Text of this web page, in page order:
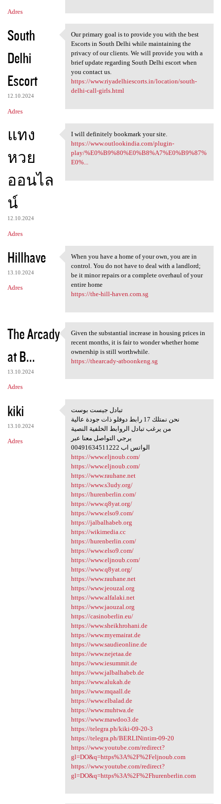
Adres
South
Delhi
Escort
12.10.2024
Adres
Our primary goal is to
Our primary goal is to provide you with the best
Escorts in South Delhi while maintaining the
privacy of our clients. We will provide you with a
brief update regarding South Delhi escort when
you contact us.
https://www.riyadelhiescorts.in/location/south-
delhi-call-girls.html
แทง
หวย
ออนไล
น์
12.10.2024
Adres
I will definitely bookmark
I will definitely bookmark your site.
https://www.outlookindia.com/plugin-
play/%E0%B9%80%E0%B8%A7%E0%B9%87%
E0%...
Hillhave
13.10.2024
Adres
When you have a home of your
When you have a home of your own, you are in
control. You do not have to deal with a landlord;
be it minor repairs or a complete overhaul of your
entire home
https://the-hill-haven.com.sg
The Arcady
at B...
13.10.2024
Adres
Given the substantial
Given the substantial increase in housing prices in
recent months, it is fair to wonder whether home
ownership is still worthwhile.
https://thearcady-atboonkeng.sg
kiki
13.10.2024
Adres
تبادل جيست بوست
تبادل جيست بوست
نحن نمتلك 17 رابط دوفلو ذات جودة عالية
من يرغب تبادل الروابط الخلفية النصية
يرجي التواصل معنا عبر
00491634511222 الواتس اب
https://www.eljnoub.com/
https://www.eljnoub.com/
https://www.rauhane.net
https://www.s3udy.org/
https://hurenberlin.com/
https://www.q8yat.org/
https://www.elso9.com/
https://jalbalhabeb.org
https://wikimedia.cc
https://hurenberlin.com/
https://www.elso9.com/
https://www.eljnoub.com/
https://www.q8yat.org/
https://www.rauhane.net
https://www.jeouzal.org
https://www.alfalaki.net
https://www.jaouzal.org
https://casinoberlin.eu/
https://www.sheikhrohani.de
https://www.myemairat.de
https://www.saudieonline.de
https://www.nejetaa.de
https://www.iesummit.de
https://www.jalbalhabeb.de
https://www.alukah.de
https://www.mqaall.de
https://www.elbalad.de
https://www.muhtwa.de
https://www.mawdoo3.de
https://telegra.ph/kiki-09-20-3
https://telegra.ph/BERLINintim-09-20
https://www.youtube.com/redirect?
gl=DO&q=https%3A%2F%2Feljnoub.com
https://www.youtube.com/redirect?
gl=DO&q=https%3A%2F%2Fhurenberlin.com